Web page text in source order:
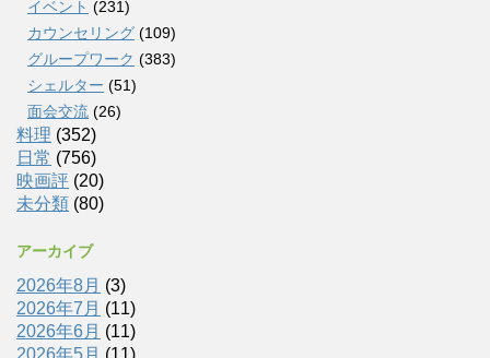
イベント (231)
カウンセリング (109)
グループワーク (383)
シェルター (51)
面会交流 (26)
料理 (352)
日常 (756)
映画評 (20)
未分類 (80)
アーカイブ
2026年8月 (3)
2026年7月 (11)
2026年6月 (11)